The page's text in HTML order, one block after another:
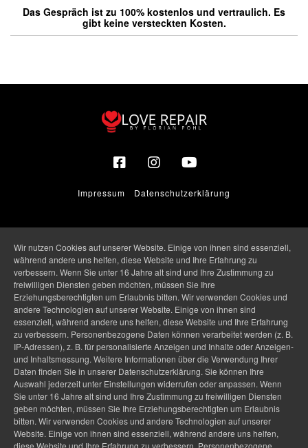
Das Gespräch ist zu 100% kostenlos und vertraulich. Es
gibt keine versteckten Kosten.
Impressum Datenschutzerklärung
Wir nutzen Cookies auf unserer Website. Einige von ihnen sind essenziell,
während andere uns helfen, diese Website und Ihre Erfahrung zu
verbessern. Wenn Sie unter 16 Jahre alt sind und Ihre Zustimmung zu
freiwilligen Diensten geben möchten, müssen Sie Ihre
Erziehungsberechtigten um Erlaubnis bitten. Wir verwenden Cookies und
andere Technologien auf unserer Website. Einige von ihnen sind
essenziell, während andere uns helfen, diese Website und Ihre Erfahrung
zu verbessern. Personenbezogene Daten können verarbeitet werden (z. B.
IP-Adressen), z. B. für personalisierte Anzeigen und Inhalte oder Anzeigen-
und Inhaltsmessung. Weitere Informationen über die Verwendung Ihrer
Daten finden Sie in unserer Datenschutzerklärung. Sie können Ihre
Auswahl jederzeit unter Einstellungen widerrufen oder anpassen. Wenn
Sie unter 16 Jahre alt sind und Ihre Zustimmung zu freiwilligen Diensten
geben möchten, müssen Sie Ihre Erziehungsberechtigten um Erlaubnis
bitten. Wir verwenden Cookies und andere Technologien auf unserer
Website. Einige von ihnen sind essenziell, während andere uns helfen,
diese Website und Ihre Erfahrung zu verbessern. Personenbezogene